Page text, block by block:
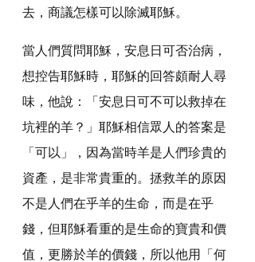
去，商議怎樣可以除滅耶穌。
當人們質問耶穌，安息日可否治病，
想控告耶穌時，耶穌的回答頗耐人尋
味，他說：「安息日可不可以救掉在
坑裡的羊？」耶穌相信眾人的答案是
「可以」，因為當時羊是人們珍貴的
資產，是非常貴重的。拯救羊的原因
不是人們在乎羊的生命，而是在乎
錢，但耶穌看重的是生命的寶貴和價
值，更勝於羊的價錢，所以他用「何